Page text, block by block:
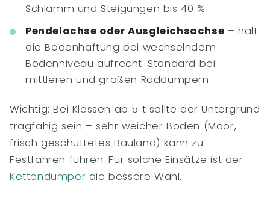
Schlamm und Steigungen bis 40 %
Pendelachse oder Ausgleichsachse – hält
die Bodenhaftung bei wechselndem
Bodenniveau aufrecht. Standard bei
mittleren und großen Raddumpern
Wichtig: Bei Klassen ab 5 t sollte der Untergrund
tragfähig sein – sehr weicher Boden (Moor,
frisch geschüttetes Bauland) kann zu
Festfahren führen. Für solche Einsätze ist der
Kettendumper die bessere Wahl.